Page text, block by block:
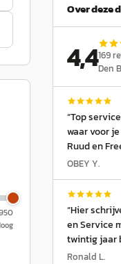
Over deze
4,4169
Den
“Top
waar voor je komt. Na een
Ruud en
maken voor
OBEY Y.
“Hier
en Service
twintig jaar
als lease
Ronald L.